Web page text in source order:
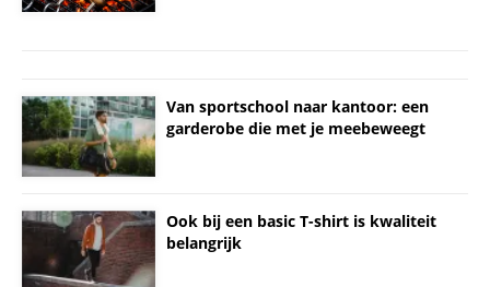
Van sportschool naar kantoor: een
garderobe die met je meebeweegt
Ook bij een basic T-shirt is kwaliteit
belangrijk